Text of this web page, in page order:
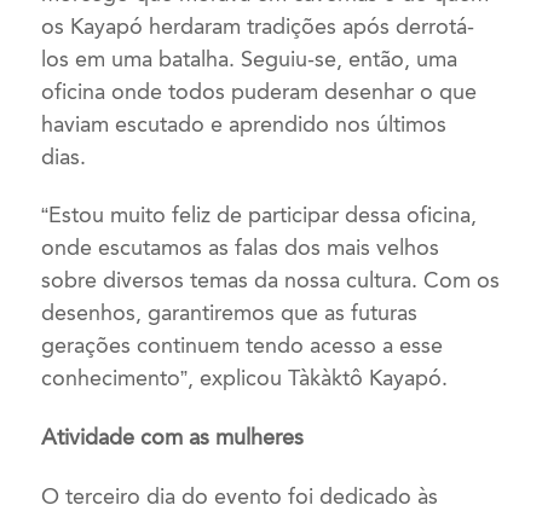
os Kayapó herdaram tradições após derrotá-
los em uma batalha. Seguiu-se, então, uma
oficina onde todos puderam desenhar o que
haviam escutado e aprendido nos últimos
dias.
“Estou muito feliz de participar dessa oficina,
onde escutamos as falas dos mais velhos
sobre diversos temas da nossa cultura. Com os
desenhos, garantiremos que as futuras
gerações continuem tendo acesso a esse
conhecimento”, explicou Tàkàktô Kayapó.
Atividade com as mulheres
O terceiro dia do evento foi dedicado às